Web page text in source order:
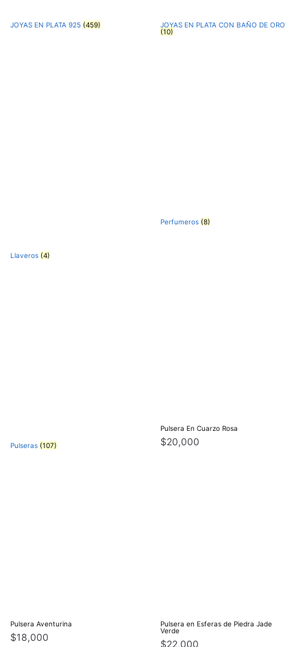
JOYAS EN PLATA 925 (459)
JOYAS EN PLATA CON BAÑO DE ORO
(10)
Llaveros (4)
Perfumeros (8)
Pulseras (107)
Pulsera En Cuarzo Rosa
$20,000
Pulsera Aventurina
$18,000
Pulsera en Esferas de Piedra Jade
Verde
$22,000